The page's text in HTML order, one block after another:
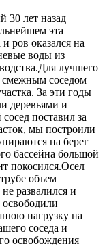
30 лет назад
эта
ров оказался на
воды из
лучшего
смежным соседом
За эти годы
деревьями и
поставил за
мы построили
на берег
бассейна большой
покосился.Осел
объем
развалился и
освободили
нагрузку на
соседа и
освобождения